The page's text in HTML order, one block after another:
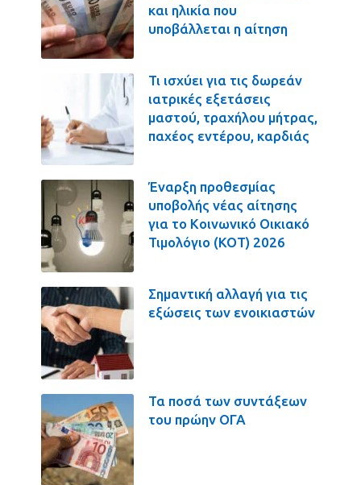
και ηλικία που
υποβάλλεται η αίτηση
Τι ισχύει για τις δωρεάν
ιατρικές εξετάσεις
μαστού, τραχήλου μήτρας,
παχέος εντέρου, καρδιάς
Έναρξη προθεσμίας
υποβολής νέας αίτησης
για το Κοινωνικό Οικιακό
Τιμολόγιο (ΚΟΤ) 2026
Σημαντική αλλαγή για τις
εξώσεις των ενοικιαστών
Τα ποσά των συντάξεων
του πρώην ΟΓΑ